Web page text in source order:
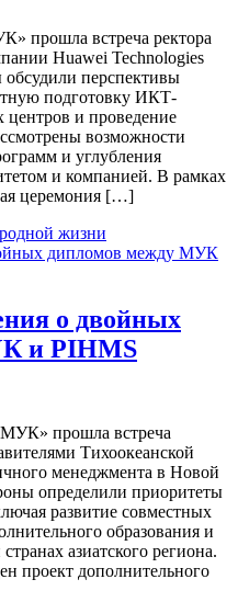
прошла встреча ректора
Huawei Technologies
перспективы
подготовку ИКТ-
центров и проведение
возможности
и углубления
и компанией. В рамках
церемония […]
жизни
о двойных
и PIHMS
прошла встреча
Тихоокеанской
менеджмента в Новой
определили приоритеты
развитие совместных
образования и
азиатского региона.
проект дополнительного